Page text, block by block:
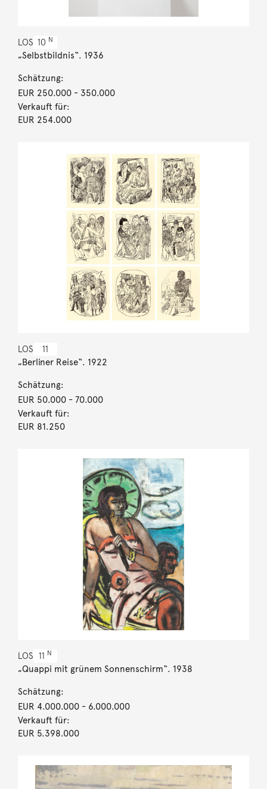
LOS 10 N
„Selbstbildnis“. 1936
Schätzung:
EUR 250.000- 350.000
Verkauft für:
EUR 254.000
LOS 11
„Berliner Reise“. 1922
Schätzung:
EUR 50.000- 70.000
Verkauft für:
EUR 81.250
LOS 11 N
„Quappi mit grünem Sonnenschirm“. 1938
Schätzung:
EUR 4.000.000- 6.000.000
Verkauft für:
EUR 5.398.000